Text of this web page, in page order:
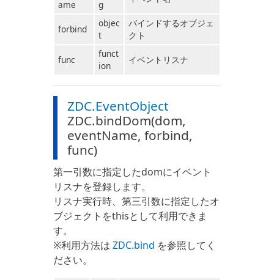
ame
g
forbind
objec
t
バインドするオブジェ
クト
func
funct
ion
イベントリスナ
ZDC.EventObject
ZDC.bindDom(dom,
eventName, forbind,
func)
第一引数に指定したdomにイベント
リスナを登録します。
リスナ実行時、第三引数に指定したオ
ブジェクトをthisとして利用できま
す。
※利用方法は ZDC.bind を参照してく
ださい。